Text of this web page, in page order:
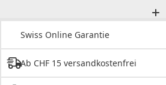
Swiss Online Garantie
Ab CHF 15 versandkostenfrei